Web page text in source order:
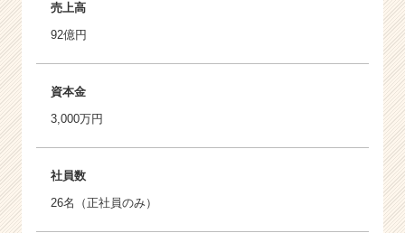
売上高
92億円
資本金
3,000万円
社員数
26名（正社員のみ）